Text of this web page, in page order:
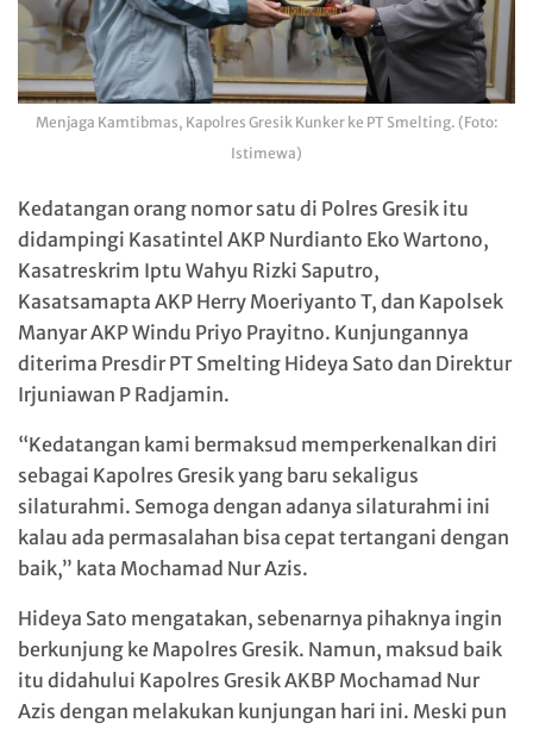
Menjaga Kamtibmas, Kapolres Gresik Kunker ke PT Smelting. (Foto:
Istimewa)
Kedatangan orang nomor satu di Polres Gresik itu
didampingi Kasatintel AKP Nurdianto Eko Wartono,
Kasatreskrim Iptu Wahyu Rizki Saputro,
Kasatsamapta AKP Herry Moeriyanto T, dan Kapolsek
Manyar AKP Windu Priyo Prayitno. Kunjungannya
diterima Presdir PT Smelting Hideya Sato dan Direktur
Irjuniawan P Radjamin.
“Kedatangan kami bermaksud memperkenalkan diri
sebagai Kapolres Gresik yang baru sekaligus
silaturahmi. Semoga dengan adanya silaturahmi ini
kalau ada permasalahan bisa cepat tertangani dengan
baik,” kata Mochamad Nur Azis.
Hideya Sato mengatakan, sebenarnya pihaknya ingin
berkunjung ke Mapolres Gresik. Namun, maksud baik
itu didahului Kapolres Gresik AKBP Mochamad Nur
Azis dengan melakukan kunjungan hari ini. Meski pun